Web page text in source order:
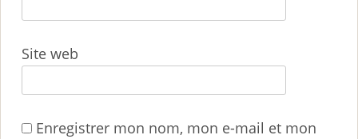
Site web
Enregistrer mon nom, mon e-mail et mon